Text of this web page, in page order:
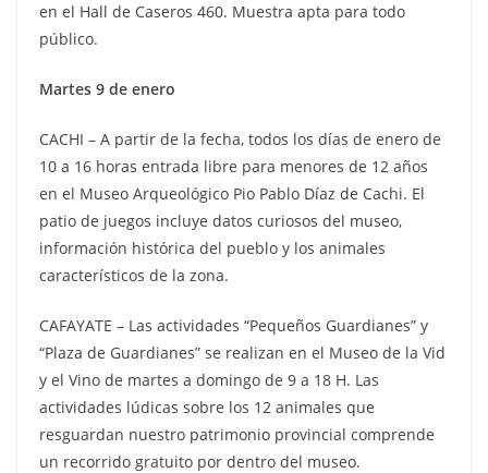
en el Hall de Caseros 460. Muestra apta para todo
público.
Martes 9 de enero
CACHI – A partir de la fecha, todos los días de enero de
10 a 16 horas entrada libre para menores de 12 años
en el Museo Arqueológico Pio Pablo Díaz de Cachi. El
patio de juegos incluye datos curiosos del museo,
información histórica del pueblo y los animales
característicos de la zona.
CAFAYATE – Las actividades “Pequeños Guardianes” y
“Plaza de Guardianes” se realizan en el Museo de la Vid
y el Vino de martes a domingo de 9 a 18 H. Las
actividades lúdicas sobre los 12 animales que
resguardan nuestro patrimonio provincial comprende
un recorrido gratuito por dentro del museo.